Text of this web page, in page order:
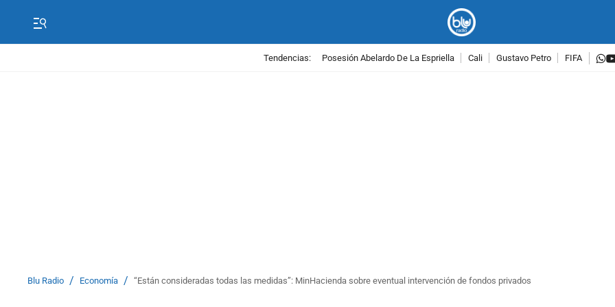
Tendencias: Posesión Abelardo De La Espriella Cali Gustavo Petro FIFA
Blu Radio / Economía / “Están consideradas todas las medidas”: MinHacienda sobre eventual intervención de fondos privados